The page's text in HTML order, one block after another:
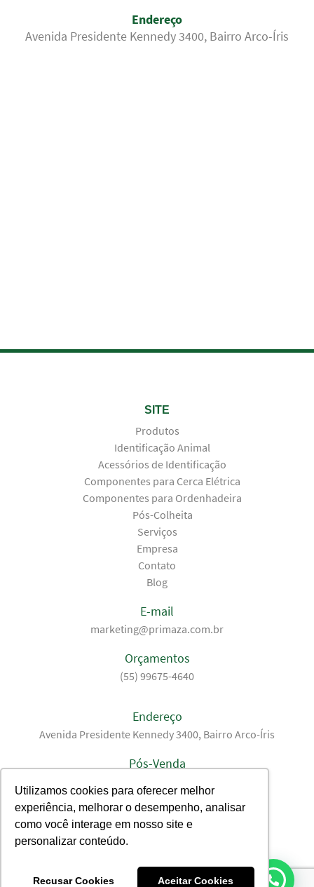
Utilizamos cookies para oferecer melhor
experiência, melhorar o desempenho, analisar
como você interage em nosso site e
personalizar conteúdo.
Recusar Cookies Aceitar Cookies
Endereço
Avenida Presidente Kennedy 3400, Bairro Arco-Íris
SITE
Produtos
Identificação Animal
Acessórios de Identificação
Componentes para Cerca Elétrica
Componentes para Ordenhadeira
Pós-Colheita
Serviços
Empresa
Contato
Blog
E-mail
marketing@primaza.com.br
Orçamentos
(55) 99675-4640
Endereço
Avenida Presidente Kennedy 3400, Bairro Arco-Íris
Pós-Venda
Primaza nas Redes Sociais